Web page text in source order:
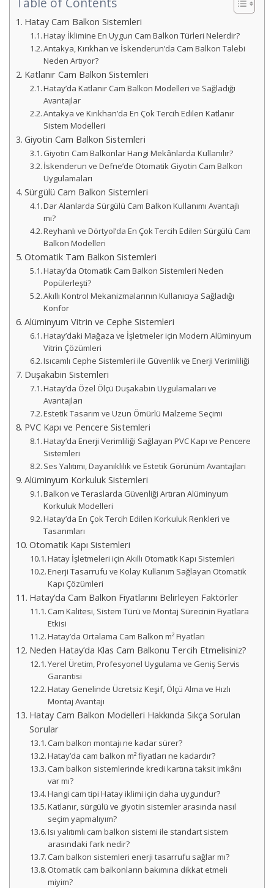
Hatay Cam Balkon Sistemleri
Hatay İklimine En Uygun Cam Balkon Türleri Nelerdir?
Antakya, Kırıkhan ve İskenderun’da Cam Balkon Talebi
Neden Artıyor?
Katlanır Cam Balkon Sistemleri
Hatay’da Katlanır Cam Balkon Modelleri ve Sağladığı
Avantajlar
Antakya ve Kırıkhan’da En Çok Tercih Edilen Katlanır
Sistem Modelleri
Giyotin Cam Balkon Sistemleri
Giyotin Cam Balkonlar Hangi Mekânlarda Kullanılır?
İskenderun ve Defne’de Otomatik Giyotin Cam Balkon
Uygulamaları
Sürgülü Cam Balkon Sistemleri
Dar Alanlarda Sürgülü Cam Balkon Kullanımı Avantajlı
mı?
Reyhanlı ve Dörtyol’da En Çok Tercih Edilen Sürgülü Cam
Balkon Modelleri
Otomatik Tam Balkon Sistemleri
Hatay’da Otomatik Cam Balkon Sistemleri Neden
Popülerleşti?
Akıllı Kontrol Mekanizmalarının Kullanıcıya Sağladığı
Konfor
Alüminyum Vitrin ve Cephe Sistemleri
Hatay’daki Mağaza ve İşletmeler için Modern Alüminyum
Vitrin Çözümleri
Isıcamlı Cephe Sistemleri ile Güvenlik ve Enerji Verimliliği
Duşakabin Sistemleri
Hatay’da Özel Ölçü Duşakabin Uygulamaları ve
Avantajları
Estetik Tasarım ve Uzun Ömürlü Malzeme Seçimi
PVC Kapı ve Pencere Sistemleri
Hatay’da Enerji Verimliliği Sağlayan PVC Kapı ve Pencere
Sistemleri
Ses Yalıtımı, Dayanıklılık ve Estetik Görünüm Avantajları
Alüminyum Korkuluk Sistemleri
Balkon ve Teraslarda Güvenliği Artıran Alüminyum
Korkuluk Modelleri
Hatay’da En Çok Tercih Edilen Korkuluk Renkleri ve
Tasarımları
Otomatik Kapı Sistemleri
Hatay İşletmeleri için Akıllı Otomatik Kapı Sistemleri
Enerji Tasarrufu ve Kolay Kullanım Sağlayan Otomatik
Kapı Çözümleri
Hatay’da Cam Balkon Fiyatlarını Belirleyen Faktörler
Cam Kalitesi, Sistem Türü ve Montaj Sürecinin Fiyatlara
Etkisi
Hatay’da Ortalama Cam Balkon m² Fiyatları
Neden Hatay’da Klas Cam Balkonu Tercih Etmelisiniz?
Yerel Üretim, Profesyonel Uygulama ve Geniş Servis
Garantisi
Hatay Genelinde Ücretsiz Keşif, Ölçü Alma ve Hızlı
Montaj Avantajı
Hatay Cam Balkon Modelleri Hakkında Sıkça Sorulan
Sorular
Cam balkon montajı ne kadar sürer?
Hatay’da cam balkon m² fiyatları ne kadardır?
Cam balkon sistemlerinde kredi kartına taksit imkânı
var mı?
Hangi cam tipi Hatay iklimi için daha uygundur?
Katlanır, sürgülü ve giyotin sistemler arasında nasıl
seçim yapmalıyım?
Isı yalıtımlı cam balkon sistemi ile standart sistem
arasındaki fark nedir?
Cam balkon sistemleri enerji tasarrufu sağlar mı?
Otomatik cam balkonların bakımına dikkat etmeli
miyim?